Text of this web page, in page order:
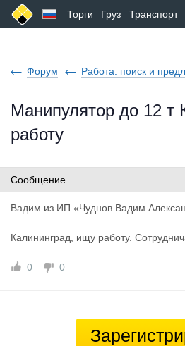
Торги Груз Транспорт
Форум Работа: поиск и
Манипулятор до 12 т
работу
Сообщение
Вадим из ИП «Чуднов Вадим
Калининград, ищу работу.
0 0